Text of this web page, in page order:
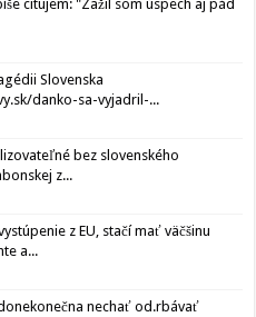
citujem: "Zažil som úspech aj pád
Slovenska
danko-sa-vyjadril-...
bez slovenského
z...
z EU, stačí mať väčšinu
a...
nechať od.rbávať